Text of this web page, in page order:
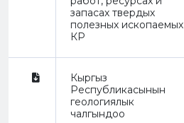
запасах твердых
полезных ископаемых
КР
Кыргыз
Республикасынын
геологиялык
чалгындоо